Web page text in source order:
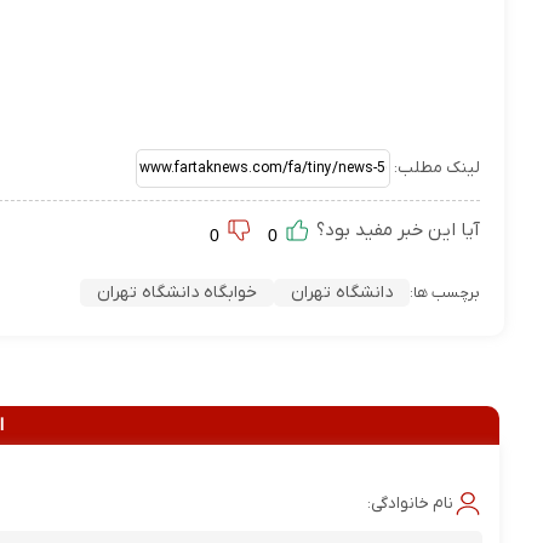
لینک مطلب:
آیا این خبر مفید بود؟
برچسب ها: دانشگاه تهران خوابگاه دانشگاه تهران
نام خانوادگی: